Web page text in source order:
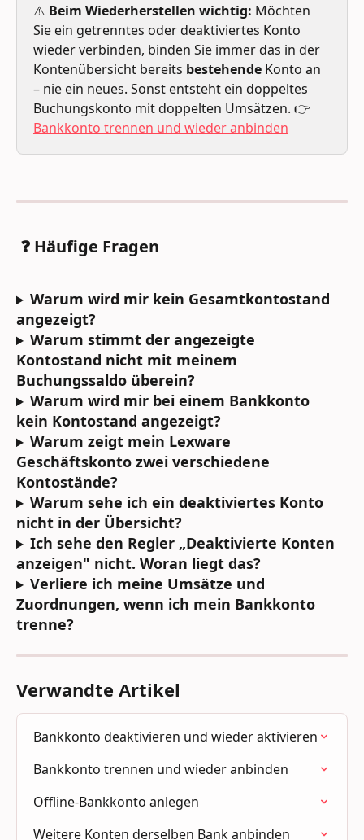
⚠️ Beim Wiederherstellen wichtig: Möchten
Sie ein getrenntes oder deaktiviertes Konto
wieder verbinden, binden Sie immer das in der
Kontenübersicht bereits bestehende Konto an
– nie ein neues. Sonst entsteht ein doppeltes
Buchungskonto mit doppelten Umsätzen. 👉
Bankkonto trennen und wieder anbinden
❓ Häufige Fragen
Warum wird mir kein Gesamtkontostand
angezeigt?
Warum stimmt der angezeigte
Kontostand nicht mit meinem
Buchungssaldo überein?
Warum wird mir bei einem Bankkonto
kein Kontostand angezeigt?
Warum zeigt mein Lexware
Geschäftskonto zwei verschiedene
Kontostände?
Warum sehe ich ein deaktiviertes Konto
nicht in der Übersicht?
Ich sehe den Regler „Deaktivierte Konten
anzeigen" nicht. Woran liegt das?
Verliere ich meine Umsätze und
Zuordnungen, wenn ich mein Bankkonto
trenne?
Verwandte Artikel
Bankkonto deaktivieren und wieder aktivieren
Bankkonto trennen und wieder anbinden
Offline-Bankkonto anlegen
Weitere Konten derselben Bank anbinden